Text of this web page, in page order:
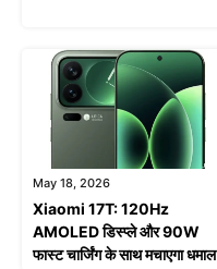
May 18, 2026
Xiaomi 17T: 120Hz
AMOLED डिस्प्ले और 90W
फास्ट चार्जिंग के साथ मचाएगा धमाल